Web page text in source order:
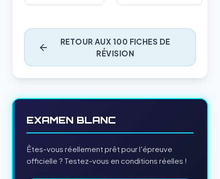
RETOUR AUX 100 FICHES DE
RÉVISION
EXAMEN BLANC
Êtes-vous réellement prêt pour l'épreuve
officielle ? Testez-vous en conditions réelles !